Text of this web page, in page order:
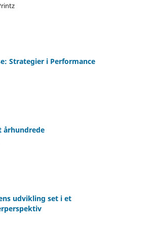
Strategier i Performance
århundrede
udvikling set i et